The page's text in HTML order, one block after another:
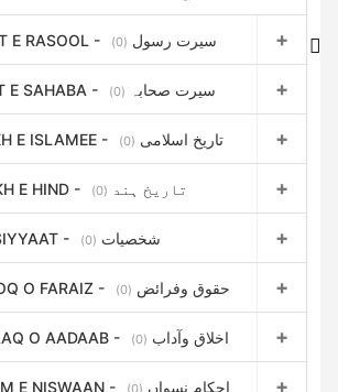
0090 - SEERAT E RASOOL - سیرت رسول (0)
0100 - SEERAT E SAHABA - سیرت صحابہ (0)
0110 - TAARIKH E ISLAMEE - تاریخ اسلامی (0)
0120 - TAARIKH E HIND - تاریخ ہند (0)
0130 - SHAQSIYYAAT - شخصیات (0)
0140 - HUQOOQ O FARAIZ - حقوق وفرائض (0)
0160 - AKHLAAQ O AADAAB - اخلاق وآداب (0)
0161 - AHKAAM E NISWAAN - احکام نسواں (0)